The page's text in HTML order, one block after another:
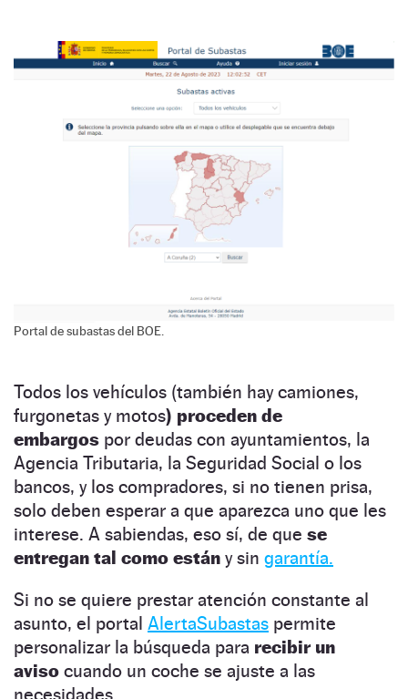
Portal de subastas del BOE.
Todos los vehículos (también hay camiones,
furgonetas y motos) proceden de
embargos por deudas con ayuntamientos, la
Agencia Tributaria, la Seguridad Social o los
bancos, y los compradores, si no tienen prisa,
solo deben esperar a que aparezca uno que les
interese. A sabiendas, eso sí, de que se
entregan tal como están y sin garantía.
Si no se quiere prestar atención constante al
asunto, el portal AlertaSubastas permite
personalizar la búsqueda para recibir un
aviso cuando un coche se ajuste a las
necesidades.